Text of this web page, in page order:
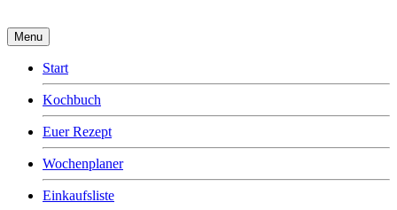
Menu
Start
Kochbuch
Euer Rezept
Wochenplaner
Einkaufsliste